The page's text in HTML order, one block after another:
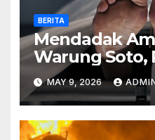
BERITA
Mendadak
Warung Soto,
Meninggal
MAY 9, 2026